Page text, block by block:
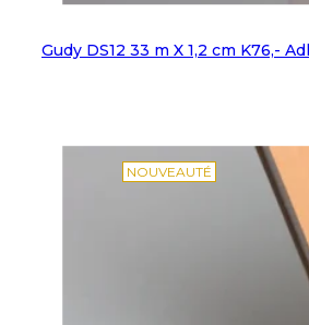
Gudy DS12 33 m X 1,2 cm K76,-
NOUVEAUTÉ